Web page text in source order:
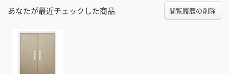
あなたが最近チェックした商品 閲覧履歴の削除